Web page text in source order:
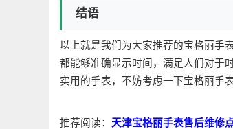
结语
以上就是我们为大家推荐的宝格丽手
都能够准确显示时间，满足人们对于
实用的手表，不妨考虑一下宝格丽手表
推荐阅读： 天津宝格丽手表售后维修